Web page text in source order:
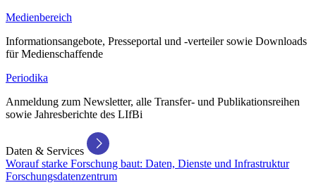
Medienbereich
Informationsangebote, Presseportal und -verteiler sowie Downloads
für Medienschaffende
Periodika
Anmeldung zum Newsletter, alle Transfer- und Publikationsreihen
sowie Jahresberichte des LIfBi
Daten & Services
Worauf starke Forschung baut: Daten, Dienste und Infrastruktur
Forschungsdatenzentrum